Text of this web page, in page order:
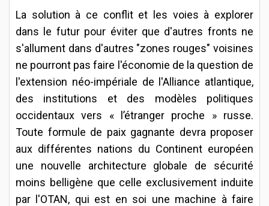
La solution à ce conflit et les voies à explorer
dans le futur pour éviter que d'autres fronts ne
s'allument dans d'autres "zones rouges" voisines
ne pourront pas faire l'économie de la question de
l'extension néo-impériale de l'Alliance atlantique,
des institutions et des modèles politiques
occidentaux vers « l’étranger proche » russe.
Toute formule de paix gagnante devra proposer
aux différentes nations du Continent européen
une nouvelle architecture globale de sécurité
moins belligène que celle exclusivement induite
par l'OTAN, qui est en soi une machine à faire